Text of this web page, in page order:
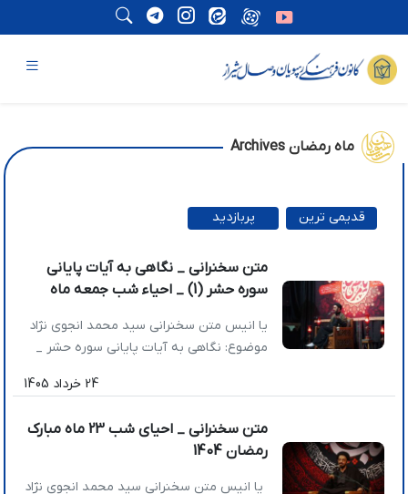
ماه رمضان Archives
پربازدید
قدیمی ترین
متن سخنرانی _ نگاهی به آیات پایانی
سوره حشر (1) _ احیاء شب جمعه ماه
یا انیس متن سخنرانی سید محمد انجوی نژاد
موضوع: نگاهی به آیات پایانی سوره حشر _
سخنرانی: » چگونه می‌توانیم وارد حیات
کردن نداری، گناه نکردن دیگر هنر نیست! »
هر روز اعمالتان را حساب و کتاب کنید که
برای […]
24 خرداد 1405
متن سخنرانی _ احیای شب 23 ماه مبارک
رمضان 1404
یا انیس متن سخنرانی سید محمد انجوی نژاد